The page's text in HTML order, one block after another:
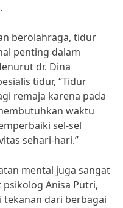
berolahraga, tidur
penting dalam
dr. Dina
tidur, “Tidur
remaja karena pada
waktu
sel-sel
sehari-hari.”
mental juga sangat
Anisa Putri,
tekanan dari berbagai